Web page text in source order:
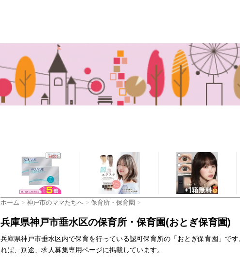
ホーム > 神戸市のママたちへ > 保育所・保育園 >
兵庫県神戸市垂水区の保育所・保育園(おとぎ保育園)
兵庫県神戸市垂水区内で保育を行っている認可保育所の「おとぎ保育園」で
れば、別途、求人募集専用ページに掲載しています。